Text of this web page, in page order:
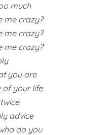
much
me crazy?
me crazy?
me crazy?
you are
of your life
advice
do you